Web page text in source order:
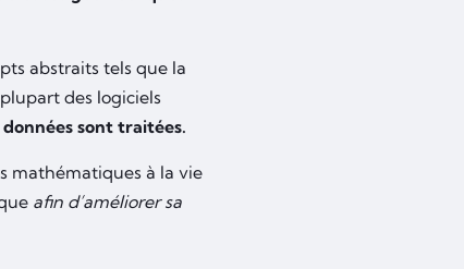
abstraits tels que la
des logiciels
sont traitées.
mathématiques à la vie
afin d’améliorer sa